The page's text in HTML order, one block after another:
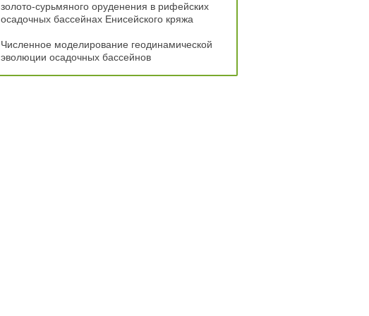
золото-сурьмяного оруденения в рифейских
осадочных бассейнах Енисейского кряжа
Численное моделирование геодинамической
эволюции осадочных бассейнов